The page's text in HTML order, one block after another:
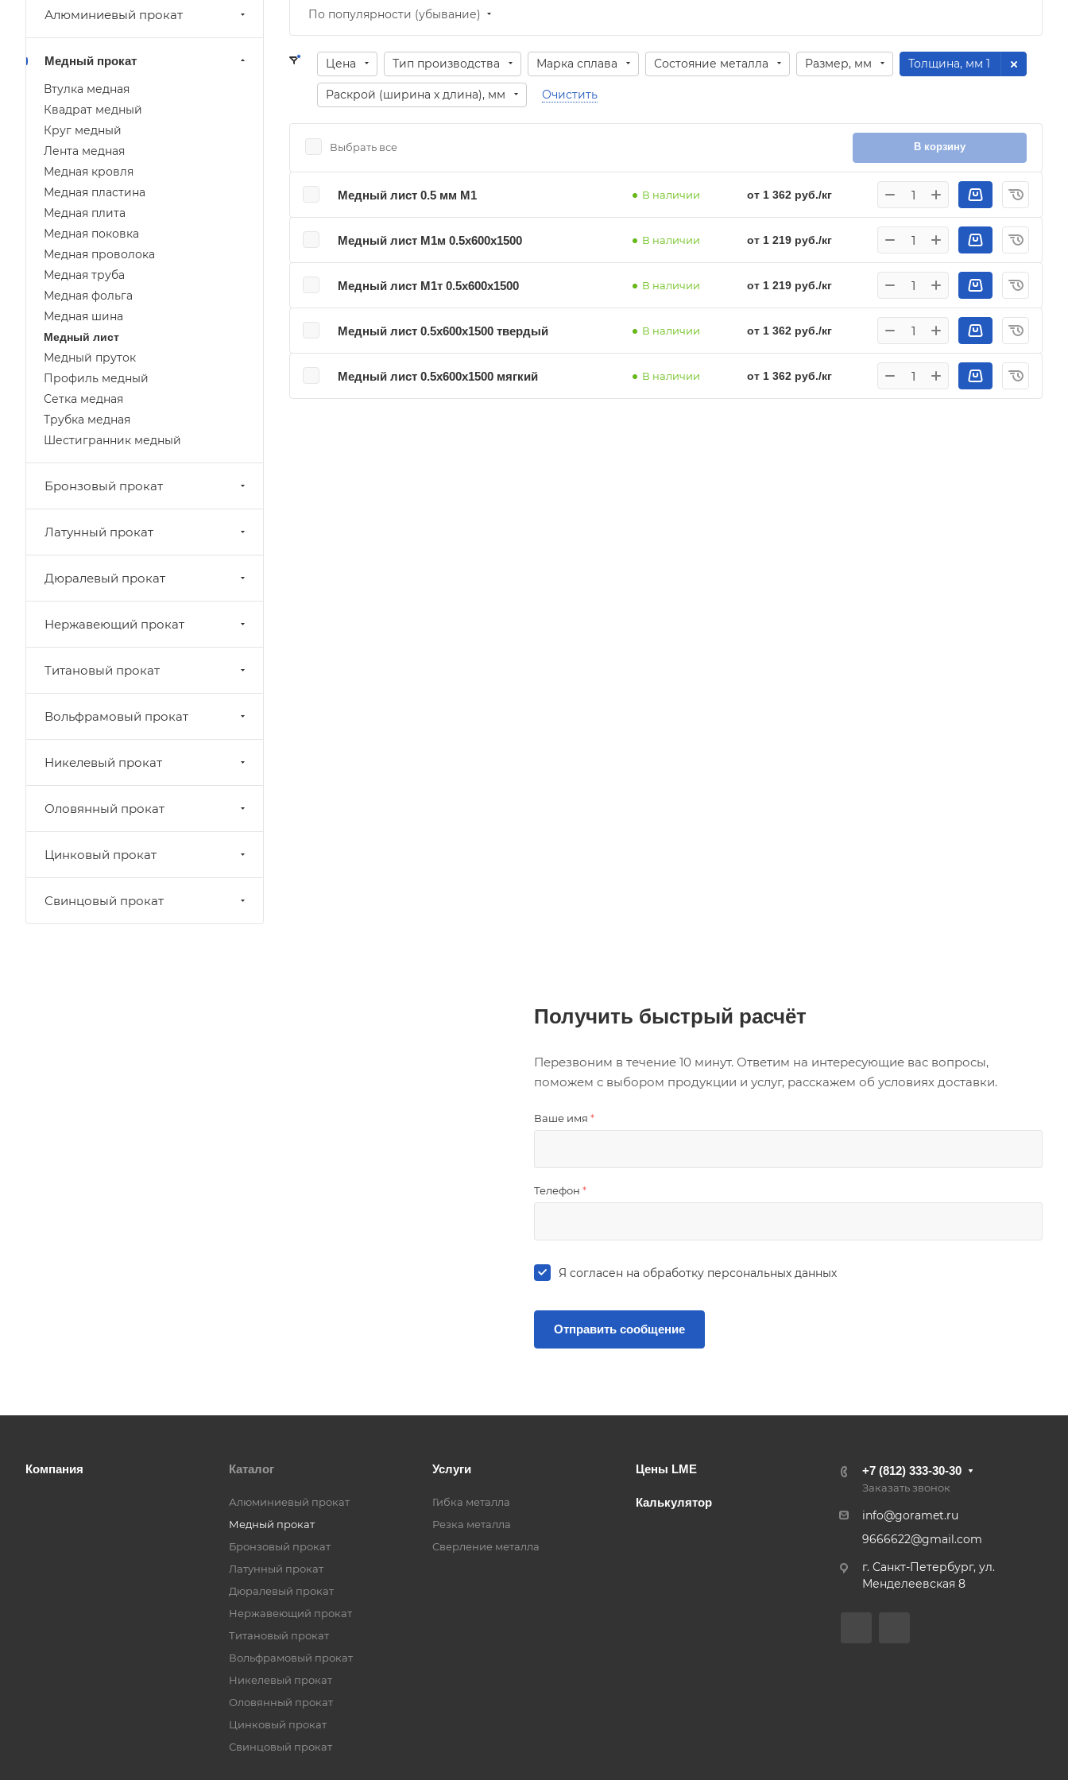
По популярности (убывание)
Цена Тип производства Марка сплава Состояние металла Размер, мм Толщина, мм: 1
Раскрой (ширина х длина), мм Очистить
Выбрать все В корзину
Медный лист 0.5 мм М1 В наличии от 1 362 руб./кг
Медный лист М1м 0.5х600х1500 В наличии от 1 219 руб./кг
Медный лист М1т 0.5х600х1500 В наличии от 1 219 руб./кг
Медный лист 0.5x600x1500 твердый В наличии от 1 362 руб./кг
Медный лист 0.5x600x1500 мягкий В наличии от 1 362 руб./кг
Алюминиевый прокат
Медный прокат
Втулка медная
Квадрат медный
Круг медный
Лента медная
Медная кровля
Медная пластина
Медная плита
Медная поковка
Медная проволока
Медная труба
Медная фольга
Медная шина
Медный лист
Медный пруток
Профиль медный
Сетка медная
Трубка медная
Шестигранник медный
Бронзовый прокат
Латунный прокат
Дюралевый прокат
Нержавеющий прокат
Титановый прокат
Вольфрамовый прокат
Никелевый прокат
Оловянный прокат
Цинковый прокат
Свинцовый прокат
Получить быстрый расчёт
Перезвоним в течение 10 минут. Ответим на интересующие вас вопросы,
поможем с выбором продукции и услуг, расскажем об условиях доставки.
Ваше имя *
Телефон *
Я согласен на обработку персональных данных
Компания Каталог
Алюминиевый прокат
Медный прокат
Бронзовый прокат
Латунный прокат
Дюралевый прокат
Нержавеющий прокат
Титановый прокат
Вольфрамовый прокат
Никелевый прокат
Оловянный прокат
Цинковый прокат
Свинцовый прокат
Услуги
Гибка металла
Резка металла
Сверление металла
Цены LME
Калькулятор
+7 (812) 333-30-30
Заказать звонок
info@goramet.ru
9666622@gmail.com
г. Санкт-Петербург, ул.
Менделеевская 8